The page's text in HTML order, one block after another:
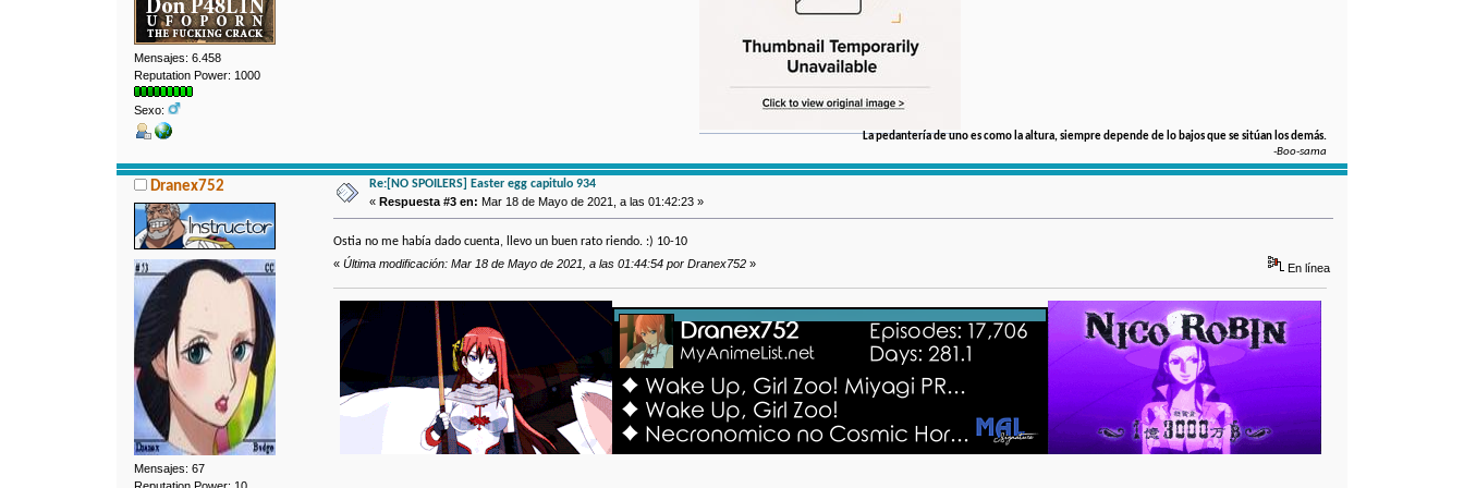
Mensajes: 6.458
Reputation Power: 1000
Sexo:
La pedantería de uno es como la altura, siempre depende de lo bajos que se sitúan los demás.
-Boo-sama
Dranex752
Mensajes: 67
Re:[NO SPOILERS] Easter egg capitulo 934
« Respuesta #3 en: Mar 18 de Mayo de 2021, a las 01:42:23 »
Ostia no me había dado cuenta, llevo un buen rato riendo. :) 10-10
«Última modificación: Mar 18 de Mayo de 2021, a las 01:44:54 por Dranex752 » En línea